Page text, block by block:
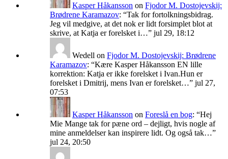
Kasper Håkansson on Fjodor M. Dostojevskij:
Brødrene Karamazov: “Tak for fortolkningsbidrag.
Jeg vil medgive, at det nok er lidt forsimplet blot at
skrive, at Katja er forelsket i…” jul 29, 18:12
Wedell on Fjodor M. Dostojevskij: Brødrene
Karamazov: “Kære Kasper Håkansson EN lille
korrektion: Katja er ikke forelsket i Ivan.Hun er
forelsket i Dmitrij, mens Ivan er forelsket…” jul 27,
07:53
Kasper Håkansson on Foreslå en bog: “Hej
Mie Mange tak for pæne ord – dejligt, hvis nogle af
mine anmeldelser kan inspirere lidt. Og også tak…”
jul 24, 20:50